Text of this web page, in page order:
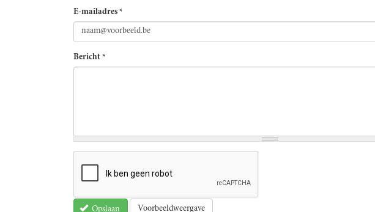
E-mailadres *
Bericht *
Opslaan Voorbeeldweergave